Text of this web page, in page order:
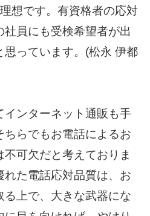
想です。有資格者の応対
員にも受検希望者が出
思っています。(松永 伊都
ンターネット通販も手
らでもお電話によるお
可欠だと考えておりま
た電話応対品質は、お
上で、大きな武器にな